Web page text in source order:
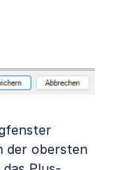
der obersten